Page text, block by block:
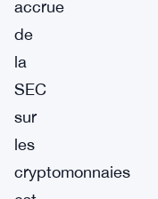
accrue
de
la
SEC
sur
les
cryptomonnaies